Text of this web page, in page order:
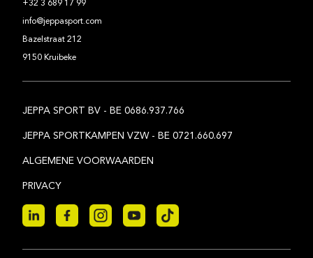
+32 3 689 17 99
info@jeppasport.com
Bazelstraat 212
9150 Kruibeke
JEPPA SPORT BV - BE 0686.937.766
JEPPA SPORTKAMPEN VZW - BE 0721.660.697
ALGEMENE VOORWAARDEN
PRIVACY